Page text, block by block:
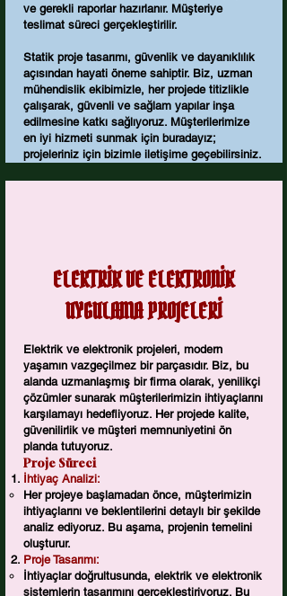
ve gerekli raporlar hazırlanır. Müşteriye
teslimat süreci gerçekleştirilir.
Statik proje tasarımı, güvenlik ve dayanıklılık
açısından hayati öneme sahiptir. Biz, uzman
mühendislik ekibimizle, her projede titizlikle
çalışarak, güvenli ve sağlam yapılar inşa
edilmesine katkı sağlıyoruz. Müşterilerimize
en iyi hizmeti sunmak için buradayız;
projeleriniz için bizimle iletişime geçebilirsiniz.
ELEKTRİK VE ELEKTRONİK
UYGULAMA PROJELERİ
Elektrik ve elektronik projeleri, modern
yaşamın vazgeçilmez bir parçasıdır. Biz, bu
alanda uzmanlaşmış bir firma olarak, yenilikçi
çözümler sunarak müşterilerimizin ihtiyaçlarını
karşılamayı hedefliyoruz. Her projede kalite,
güvenilirlik ve müşteri memnuniyetini ön
planda tutuyoruz.
Proje Süreci
İhtiyaç Analizi:
Her projeye başlamadan önce, müşterimizin
ihtiyaçlarını ve beklentilerini detaylı bir şekilde
analiz ediyoruz. Bu aşama, projenin temelini
oluşturur.
Proje Tasarımı:
İhtiyaçlar doğrultusunda, elektrik ve elektronik
sistemlerin tasarımını gerçekleştiriyoruz. Bu